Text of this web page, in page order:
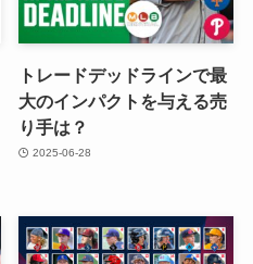
トレードデッドラインで最
大のインパクトを与える売
り手は？
2025-06-28